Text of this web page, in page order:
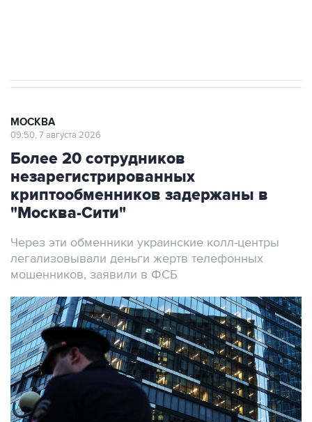
МОСКВА
09:50, 7 августа 2026
Более 20 сотрудников
незарегистрированных
криптообменников задержаны в
"Москва-Сити"
Через эти обменники украинские колл-центры
легализовывали деньги жертв телефонных
мошенников, заявили в ФСБ